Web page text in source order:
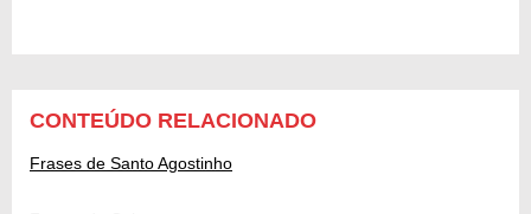
CONTEÚDO RELACIONADO
Frases de Santo Agostinho